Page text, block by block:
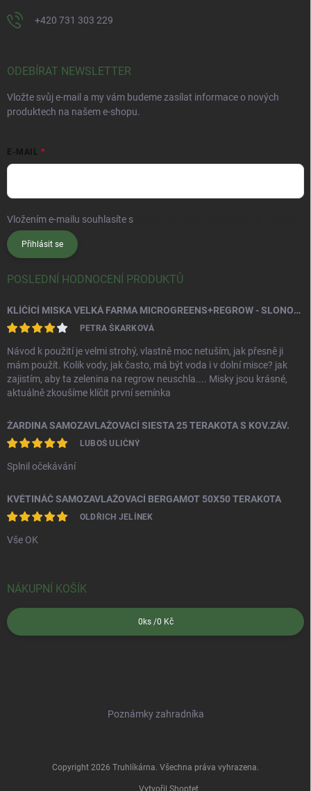
+420 731 303 229
ODEBÍRAT NEWSLETTER
Vložte svůj e-mail a my vám budeme zasílat informace o nových
produktech na našem e-shopu.
E-MAIL
Vložením e-mailu souhlasíte s
Přihlásit se
POSLEDNÍ HODNOCENÍ PRODUKTŮ
KLÍČÍCÍ MISKA VELKÁ FARMA MICROGREENS+REGROW - SLONOVÁ KOST
PETRA ŠKARKOVÁ
Návod k použití je velmi strohý, vlastně moc netuším, jak přesně ji
mám použít. Kolik vody, jak často, má být voda i v dolní misce? jak
zajistím, aby ta zelenina na regrow neuschla.... Misky jsou krásné,
aktuálně zkoušíme klíčit první semínka
ŽARDINA SAMOZAVLAŽOVACÍ SIESTA 25 TERAKOTA S KOV.ZÁV.
LUBOŠ ULIČNÝ
Splnil očekávání
KVĚTINÁČ SAMOZAVLAŽOVACÍ BERGAMOT 50X50 TERAKOTA
OLDŘICH JELÍNEK
Vše OK
NÁKUPNÍ KOŠÍK
0 ks /0 Kč
Poznámky zahradníka
Copyright 2026 Truhlíkárna. Všechna práva vyhrazena.